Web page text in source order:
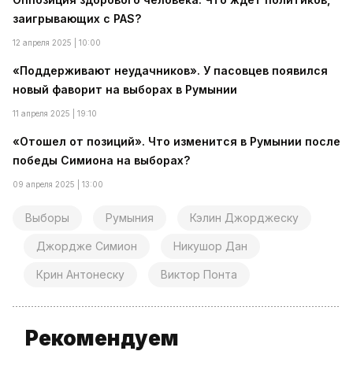
заигрывающих с PAS?
12 апреля 2025 | 10:00
«Поддерживают неудачников». У пасовцев появился
новый фаворит на выборах в Румынии
11 апреля 2025 | 19:10
«Отошел от позиций». Что изменится в Румынии после
победы Симиона на выборах?
09 апреля 2025 | 13:00
Выборы Румыния Кэлин Джорджеску
Джордже Симион Никушор Дан
Крин Антонеску Виктор Понта
Рекомендуем